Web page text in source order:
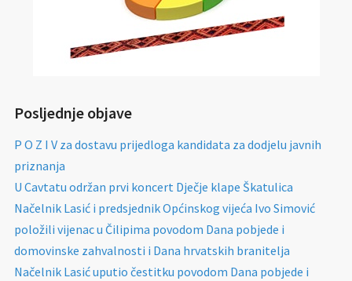
Posljednje objave
P O Z I V za dostavu prijedloga kandidata za dodjelu javnih
priznanja
U Cavtatu održan prvi koncert Dječje klape Škatulica
Načelnik Lasić i predsjednik Općinskog vijeća Ivo Simović
položili vijenac u Čilipima povodom Dana pobjede i
domovinske zahvalnosti i Dana hrvatskih branitelja
Načelnik Lasić uputio čestitku povodom Dana pobjede i